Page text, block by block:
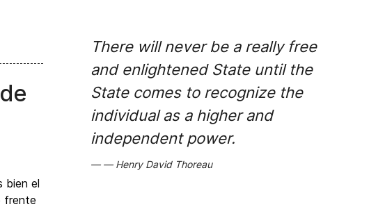
bien el
frente
There will never be a really free
and enlightened State until the
State comes to recognize the
individual as a higher and
independent power.
Henry David Thoreau